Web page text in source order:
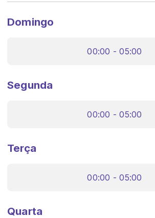
Domingo
00:00 - 05:00
Segunda
00:00 - 05:00
Terça
00:00 - 05:00
Quarta